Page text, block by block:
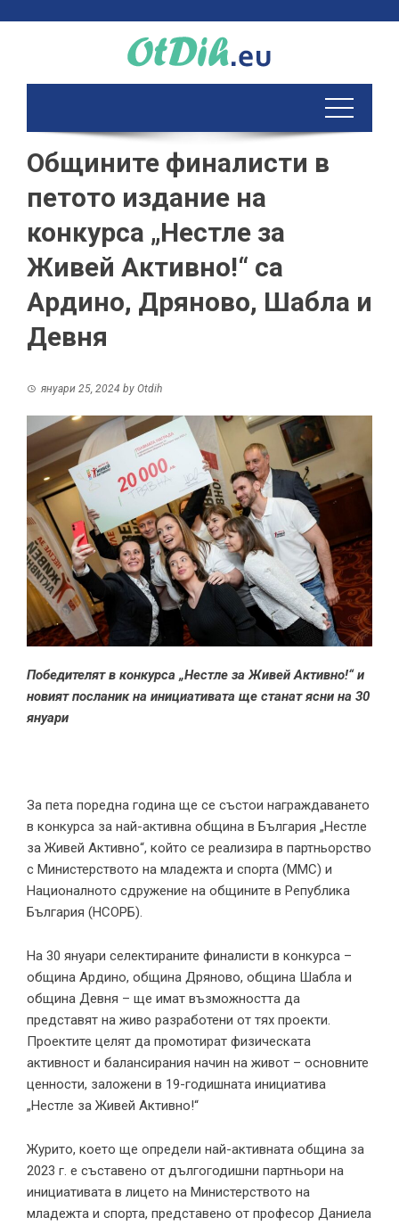
Общините финалисти в
петото издание на
конкурса „Нестле за
Живей Активно!“ са
Ардино, Дряново, Шабла и
Девня
януари 25, 2024 by Otdih
Победителят в конкурса „Нестле за Живей Активно!“ и
новият посланик на инициативата ще станат ясни на 30
януари
За пета поредна година ще се състои награждаването
в конкурса за най-активна община в България „Нестле
за Живей Активно“, който се реализира в партньорство
с Министерството на младежта и спорта (ММС) и
Националното сдружение на общините в Република
България (НСОРБ).
На 30 януари селектираните финалисти в конкурса –
община Ардино, община Дряново, община Шабла и
община Девня – ще имат възможността да
представят на живо разработени от тях проекти.
Проектите целят да промотират физическата
активност и балансирания начин на живот – основните
ценности, заложени в 19-годишната инициатива
„Нестле за Живей Активно!“
Журито, което ще определи най-активната община за
2023 г. е съставено от дългогодишни партньори на
инициативата в лицето на Министерството на
младежта и спорта, представено от професор Даниела